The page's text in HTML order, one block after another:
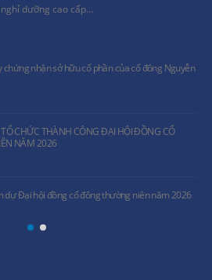
dưỡng cao cấp…
Lanmak tham dự Lễ khởi công Dự
LANMAK tham dự lễ khánh thành
Ký kết hợp đồng thi công xây dựng